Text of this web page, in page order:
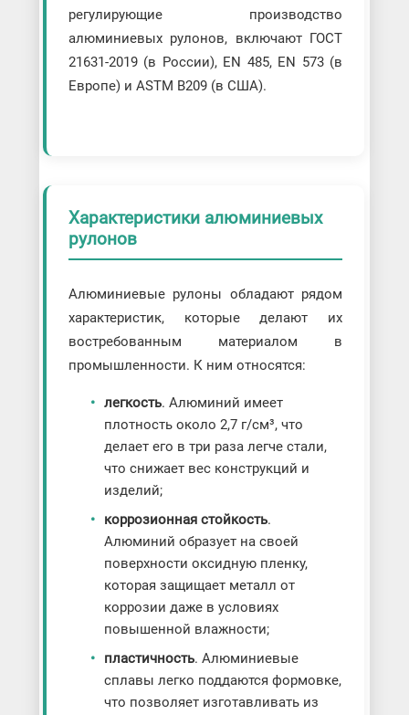
регулирующие производство
алюминиевых рулонов, включают ГОСТ
21631-2019 (в России), EN 485, EN 573 (в
Европе) и ASTM B209 (в США).
Характеристики алюминиевых
рулонов
Алюминиевые рулоны обладают рядом
характеристик, которые делают их
востребованным материалом в
промышленности. К ним относятся:
легкость. Алюминий имеет
плотность около 2,7 г/см³, что
делает его в три раза легче стали,
что снижает вес конструкций и
изделий;
коррозионная стойкость.
Алюминий образует на своей
поверхности оксидную пленку,
которая защищает металл от
коррозии даже в условиях
повышенной влажности;
пластичность. Алюминиевые
сплавы легко поддаются формовке,
что позволяет изготавливать из